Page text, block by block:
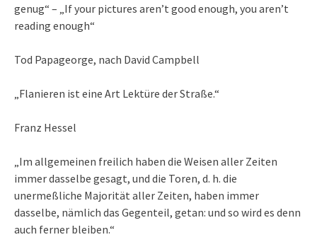
genug“ – „If your pictures aren’t good enough, you aren’t
reading enough“
Tod Papageorge, nach David Campbell
„Flanieren ist eine Art Lektüre der Straße.“
Franz Hessel
„Im allgemeinen freilich haben die Weisen aller Zeiten
immer dasselbe gesagt, und die Toren, d. h. die
unermeßliche Majorität aller Zeiten, haben immer
dasselbe, nämlich das Gegenteil, getan: und so wird es denn
auch ferner bleiben.“